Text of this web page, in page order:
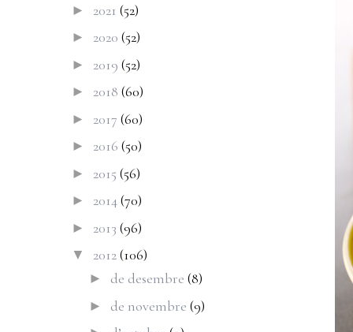
► 2021 (52)
► 2020 (52)
► 2019 (52)
► 2018 (60)
► 2017 (60)
► 2016 (50)
► 2015 (56)
► 2014(70)
► 2013 (96)
▼ 2012(106)
► de desembre (8)
► de novembre (9)